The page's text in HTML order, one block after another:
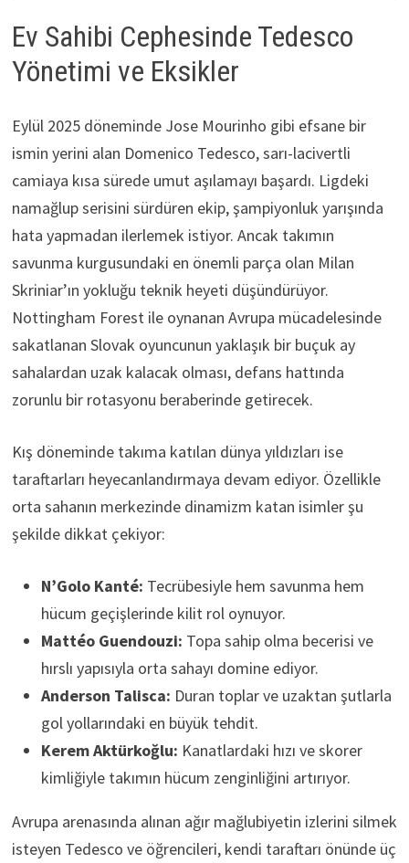
Ev Sahibi Cephesinde Tedesco
Yönetimi ve Eksikler
Eylül 2025 döneminde Jose Mourinho gibi efsane bir
ismin yerini alan Domenico Tedesco, sarı-lacivertli
camiaya kısa sürede umut aşılamayı başardı. Ligdeki
namağlup serisini sürdüren ekip, şampiyonluk yarışında
hata yapmadan ilerlemek istiyor. Ancak takımın
savunma kurgusundaki en önemli parça olan Milan
Skriniar’ın yokluğu teknik heyeti düşündürüyor.
Nottingham Forest ile oynanan Avrupa mücadelesinde
sakatlanan Slovak oyuncunun yaklaşık bir buçuk ay
sahalardan uzak kalacak olması, defans hattında
zorunlu bir rotasyonu beraberinde getirecek.
Kış döneminde takıma katılan dünya yıldızları ise
taraftarları heyecanlandırmaya devam ediyor. Özellikle
orta sahanın merkezinde dinamizm katan isimler şu
şekilde dikkat çekiyor:
N’Golo Kanté: Tecrübesiyle hem savunma hem
hücum geçişlerinde kilit rol oynuyor.
Mattéo Guendouzi: Topa sahip olma becerisi ve
hırslı yapısıyla orta sahayı domine ediyor.
Anderson Talisca: Duran toplar ve uzaktan şutlarla
gol yollarındaki en büyük tehdit.
Kerem Aktürkoğlu: Kanatlardaki hızı ve skorer
kimliğiyle takımın hücum zenginliğini artırıyor.
Avrupa arenasında alınan ağır mağlubiyetin izlerini silmek
isteyen Tedesco ve öğrencileri, kendi taraftarı önünde üç